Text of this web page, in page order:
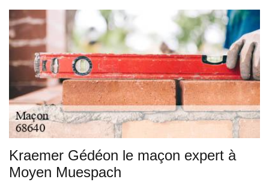
Kraemer Gédéon le maçon expert à
Moyen Muespach